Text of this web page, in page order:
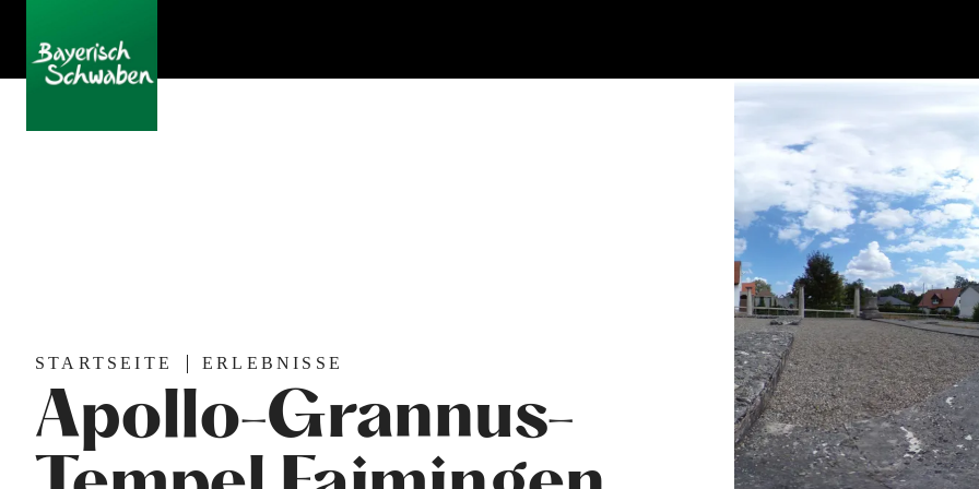
STARTSEITE ERLEBNISSE
Apollo-Grannus-